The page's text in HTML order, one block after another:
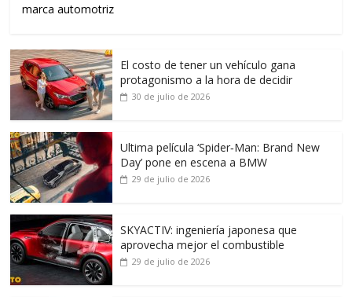
marca automotriz
El costo de tener un vehículo gana
protagonismo a la hora de decidir
30 de julio de 2026
Ultima película ‘Spider‑Man: Brand New
Day’ pone en escena a BMW
29 de julio de 2026
SKYACTIV: ingeniería japonesa que
aprovecha mejor el combustible
29 de julio de 2026